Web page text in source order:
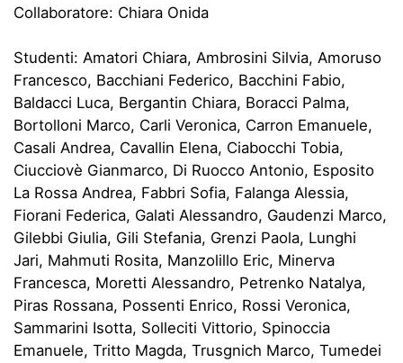
Collaboratore: Chiara Onida
Studenti: Amatori Chiara, Ambrosini Silvia, Amoruso
Francesco, Bacchiani Federico, Bacchini Fabio,
Baldacci Luca, Bergantin Chiara, Boracci Palma,
Bortolloni Marco, Carli Veronica, Carron Emanuele,
Casali Andrea, Cavallin Elena, Ciabocchi Tobia,
Ciucciovè Gianmarco, Di Ruocco Antonio, Esposito
La Rossa Andrea, Fabbri Sofia, Falanga Alessia,
Fiorani Federica, Galati Alessandro, Gaudenzi Marco,
Gilebbi Giulia, Gili Stefania, Grenzi Paola, Lunghi
Jari, Mahmuti Rosita, Manzolillo Eric, Minerva
Francesca, Moretti Alessandro, Petrenko Natalya,
Piras Rossana, Possenti Enrico, Rossi Veronica,
Sammarini Isotta, Solleciti Vittorio, Spinoccia
Emanuele, Tritto Magda, Trusgnich Marco, Tumedei